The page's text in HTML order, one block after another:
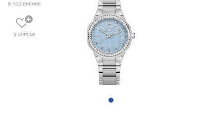
в порівняння
в список